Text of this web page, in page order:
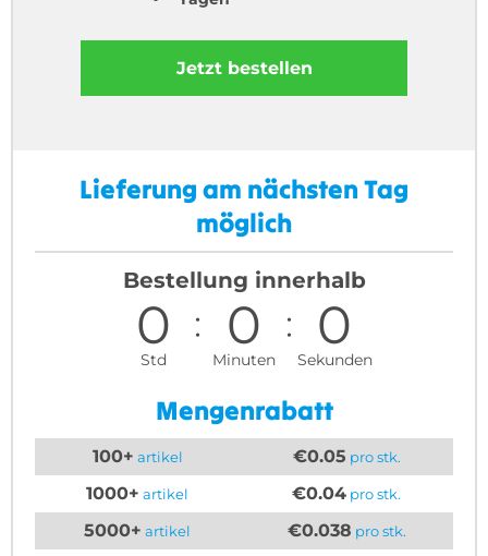
Jetzt bestellen
Lieferung am nächsten Tag
möglich
Bestellung innerhalb
0
Std
0
Minuten
0
Sekunden
Mengenrabatt
100+ artikel €0.05 pro stk.
1000+ artikel €0.04 pro stk.
5000+ artikel €0.038 pro stk.